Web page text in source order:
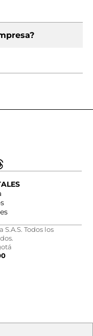
Todos los